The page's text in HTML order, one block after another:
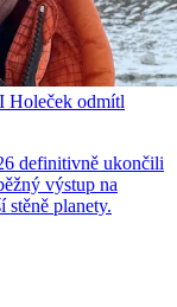
Holeček odmítl
definitivně ukončili
výstup na
planety.